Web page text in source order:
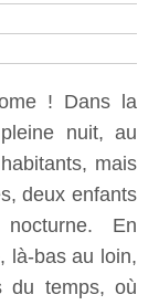
! Dans la
nuit, au
mais
deux enfants
En
là-bas au loin,
du temps, où